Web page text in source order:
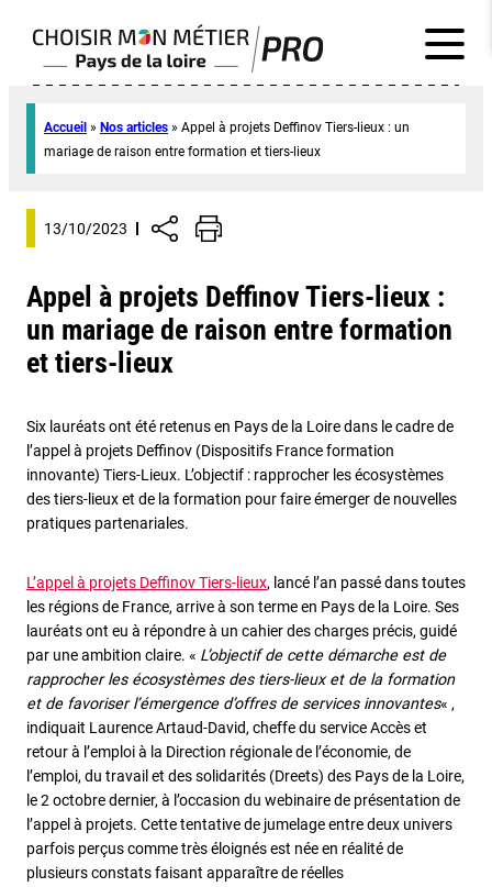
Accueil » Nos articles » Appel à projets Deffinov Tiers-lieux : un
mariage de raison entre formation et tiers-lieux
13/10/2023
Appel à projets Deffinov Tiers-lieux :
un mariage de raison entre formation
et tiers-lieux
Six lauréats ont été retenus en Pays de la Loire dans le cadre de
l’appel à projets Deffinov (Dispositifs France formation
innovante) Tiers-Lieux. L’objectif : rapprocher les écosystèmes
des tiers-lieux et de la formation pour faire émerger de nouvelles
pratiques partenariales.
L’appel à projets Deffinov Tiers-lieux, lancé l’an passé dans toutes
les régions de France, arrive à son terme en Pays de la Loire. Ses
lauréats ont eu à répondre à un cahier des charges précis, guidé
par une ambition claire. « L’objectif de cette démarche est de
rapprocher les écosystèmes des tiers-lieux et de la formation
et de favoriser l’émergence d’offres de services innovantes« ,
indiquait Laurence Artaud-David, cheffe du service Accès et
retour à l’emploi à la Direction régionale de l’économie, de
l’emploi, du travail et des solidarités (Dreets) des Pays de la Loire,
le 2 octobre dernier, à l’occasion du webinaire de présentation de
l’appel à projets. Cette tentative de jumelage entre deux univers
parfois perçus comme très éloignés est née en réalité de
plusieurs constats faisant apparaître de réelles